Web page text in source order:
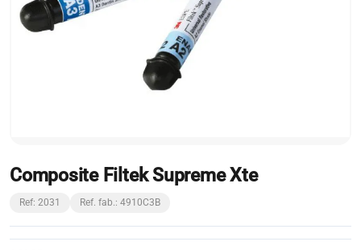
Composite Filtek Supreme Xte
Ref: 2031 Ref. fab.: 4910C3B